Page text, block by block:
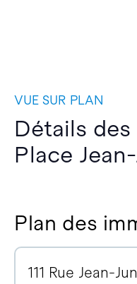
VUE SUR PLAN
Détails des
Place
Plan des
111 Rue Jean-